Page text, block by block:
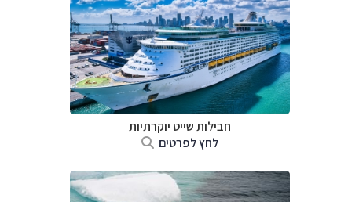
חבילות שייט יוקרתיות
לחץ לפרטים